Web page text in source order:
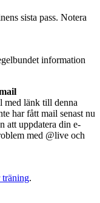
sista pass. Notera
information
med länk till denna
har fått mail senast nu
att uppdatera din e-
med @live och
träning.